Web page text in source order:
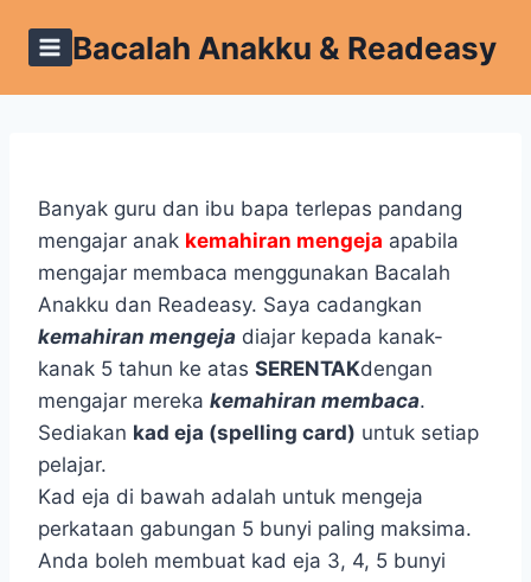
Bacalah Anakku & Readeasy
Banyak guru dan ibu bapa terlepas pandang
mengajar anak kemahiran mengeja apabila
mengajar membaca menggunakan Bacalah
Anakku dan Readeasy. Saya cadangkan
kemahiran mengeja diajar kepada kanak-
kanak 5 tahun ke atas SERENTAKdengan
mengajar mereka kemahiran membaca.
Sediakan kad eja (spelling card) untuk setiap
pelajar.
Kad eja di bawah adalah untuk mengeja
perkataan gabungan 5 bunyi paling maksima.
Anda boleh membuat kad eja 3, 4, 5 bunyi